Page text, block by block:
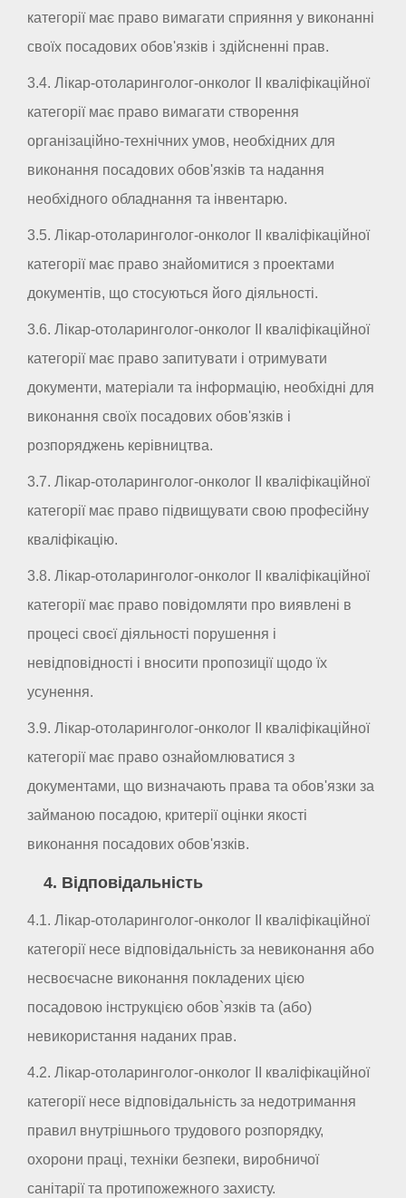
категорії має право вимагати сприяння у виконанні
своїх посадових обов'язків і здійсненні прав.
3.4. Лікар-отоларинголог-онколог II кваліфікаційної
категорії має право вимагати створення
організаційно-технічних умов, необхідних для
виконання посадових обов'язків та надання
необхідного обладнання та інвентарю.
3.5. Лікар-отоларинголог-онколог II кваліфікаційної
категорії має право знайомитися з проектами
документів, що стосуються його діяльності.
3.6. Лікар-отоларинголог-онколог II кваліфікаційної
категорії має право запитувати і отримувати
документи, матеріали та інформацію, необхідні для
виконання своїх посадових обов'язків і
розпоряджень керівництва.
3.7. Лікар-отоларинголог-онколог II кваліфікаційної
категорії має право підвищувати свою професійну
кваліфікацію.
3.8. Лікар-отоларинголог-онколог II кваліфікаційної
категорії має право повідомляти про виявлені в
процесі своєї діяльності порушення і
невідповідності і вносити пропозиції щодо їх
усунення.
3.9. Лікар-отоларинголог-онколог II кваліфікаційної
категорії має право ознайомлюватися з
документами, що визначають права та обов'язки за
займаною посадою, критерії оцінки якості
виконання посадових обов'язків.
4. Відповідальність
4.1. Лікар-отоларинголог-онколог II кваліфікаційної
категорії несе відповідальність за невиконання або
несвоєчасне виконання покладених цією
посадовою інструкцією обов`язків та (або)
невикористання наданих прав.
4.2. Лікар-отоларинголог-онколог II кваліфікаційної
категорії несе відповідальність за недотримання
правил внутрішнього трудового розпорядку,
охорони праці, техніки безпеки, виробничої
санітарії та протипожежного захисту.